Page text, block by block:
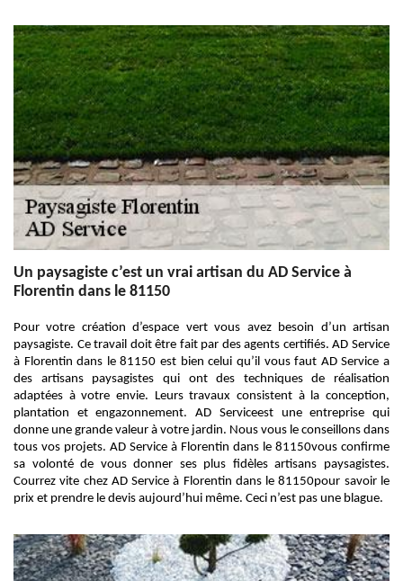
Un paysagiste c’est un vrai artisan du AD Service à
Florentin dans le 81150
Pour votre création d’espace vert vous avez besoin d’un artisan
paysagiste. Ce travail doit être fait par des agents certifiés. AD Service
à Florentin dans le 81150 est bien celui qu’il vous faut AD Service a
des artisans paysagistes qui ont des techniques de réalisation
adaptées à votre envie. Leurs travaux consistent à la conception,
plantation et engazonnement. AD Serviceest une entreprise qui
donne une grande valeur à votre jardin. Nous vous le conseillons dans
tous vos projets. AD Service à Florentin dans le 81150vous confirme
sa volonté de vous donner ses plus fidèles artisans paysagistes.
Courrez vite chez AD Service à Florentin dans le 81150pour savoir le
prix et prendre le devis aujourd’hui même. Ceci n’est pas une blague.